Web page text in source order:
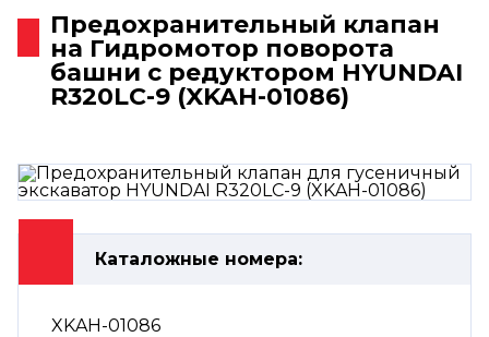
ЦЕНЫ
КОНТАКТЫ
Предохранительный клапан
на Гидромотор поворота
башни с редуктором HYUNDAI
R320LC-9 (XKAH-01086)
Каталожные номера:
XKAH-01086